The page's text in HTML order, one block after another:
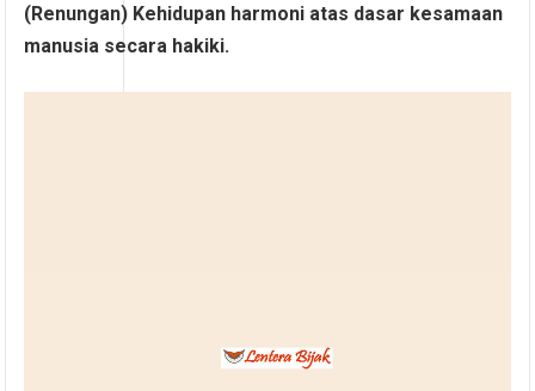
(Renungan) Kehidupan harmoni atas dasar kesamaan
manusia secara hakiki.